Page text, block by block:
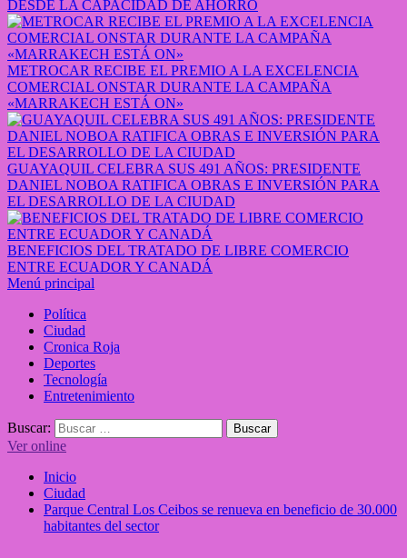
DESDE LA CAPACIDAD DE AHORRO
METROCAR RECIBE EL PREMIO A LA EXCELENCIA
COMERCIAL ONSTAR DURANTE LA CAMPAÑA
«MARRAKECH ESTÁ ON»
GUAYAQUIL CELEBRA SUS 491 AÑOS: PRESIDENTE
DANIEL NOBOA RATIFICA OBRAS E INVERSIÓN PARA
EL DESARROLLO DE LA CIUDAD
BENEFICIOS DEL TRATADO DE LIBRE COMERCIO
ENTRE ECUADOR Y CANADÁ
Menú principal
Política
Ciudad
Cronica Roja
Deportes
Tecnología
Entretenimiento
Buscar:
Ver online
Inicio
Ciudad
Parque Central Los Ceibos se renueva en beneficio de 30.000
habitantes del sector